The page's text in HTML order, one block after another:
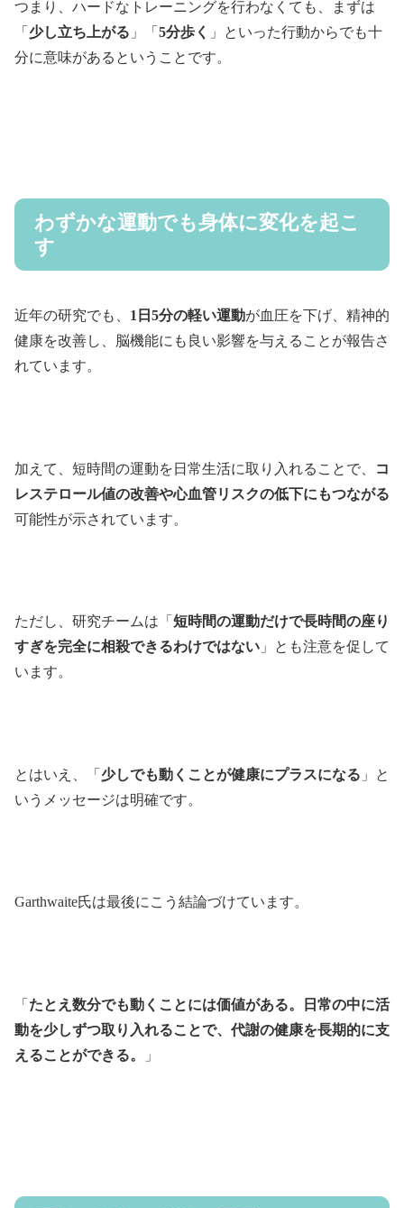
つまり、ハードなトレーニングを行わなくても、まずは
「 少し立ち上がる 」「 5分歩く
」といった行動からでも十
分に意味があるということです。
わずかな運動でも身体に変化を起こ
す
近年の研究でも、 1日5分の軽い運動が血圧を下げ、精神的
健康を改善し、脳機能にも良い影響を与えることが報告さ
れています。
加えて、短時間の運動を日常生活に取り入れることで、
コ
レステロール値の改善や心血管リスクの低下にもつながる
可能性が示されています。
ただし、研究チームは「 短時間の運動だけで長時間の座り
すぎを完全に相殺できるわけではない 」とも注意を促して
います。
とはいえ、「 少しでも動くことが健康にプラスになる 」と
いうメッセージは明確です。
Garthwaite氏は最後にこう結論づけています。
「 たとえ数分でも動くことには価値がある。日常の中に活
動を少しずつ取り入れることで、代謝の健康を長期的に支
えることができる。
」